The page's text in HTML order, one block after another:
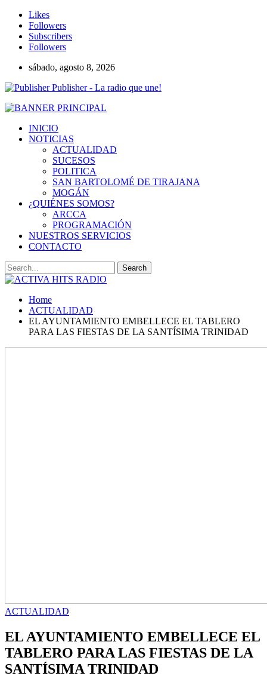
Likes
Followers
Subscribers
Followers
sábado, agosto 8, 2026
Publisher - La radio que une!
INICIO
NOTICIAS
ACTUALIDAD
SUCESOS
POLITICA
SAN BARTOLOMÉ DE TIRAJANA
MOGÁN
¿QUIÉNES SOMOS?
ARCCA
PROGRAMACIÓN
NUESTROS SERVICIOS
CONTACTO
Home
ACTUALIDAD
EL AYUNTAMIENTO EMBELLECE EL TABLERO
PARA LAS FIESTAS DE LA SANTÍSIMA TRINIDAD
ACTUALIDAD
EL AYUNTAMIENTO EMBELLECE EL
TABLERO PARA LAS FIESTAS DE LA
SANTÍSIMA TRINIDAD